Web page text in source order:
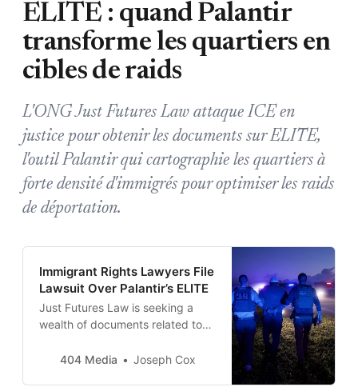
ELITE : quand Palantir
transforme les quartiers en
cibles de raids
L'ONG Just Futures Law attaque ICE en
justice pour obtenir les documents sur ELITE,
l'outil Palantir qui cartographie les quartiers à
forte densité d'immigrés pour optimiser les raids
de déportation.
Immigrant Rights Lawyers File
Lawsuit Over Palantir’s ELITE
Just Futures Law is seeking a
wealth of documents related to
404 Media
Joseph Cox